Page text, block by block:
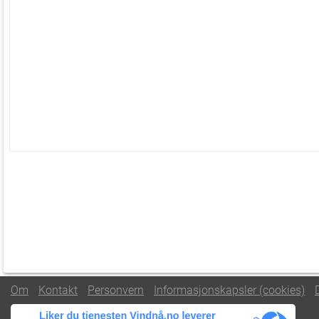
Om Kontakt Personvern Informasjonskapsler (cookies)